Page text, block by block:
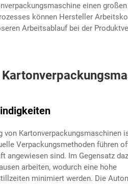
einen
können Hersteller
Arbeitsablauf bei der
von Kartonverpackungsmaschinen
Verpackungsmethoden führen
angewiesen sind. Im Gegensatz
arbeiten, wodurch eine hohe
minimiert werden. Die